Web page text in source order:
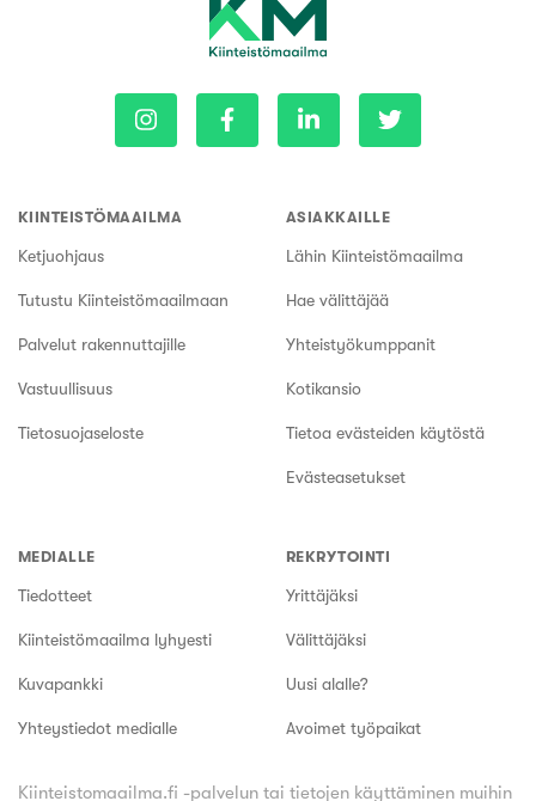
KIINTEISTÖMAAILMA
Ketjuohjaus
Tutustu Kiinteistömaailmaan
Palvelut rakennuttajille
Vastuullisuus
Tietosuojaseloste
ASIAKKAILLE
Lähin Kiinteistömaailma
Hae välittäjää
Yhteistyökumppanit
Kotikansio
Tietoa evästeiden käytöstä
Evästeasetukset
MEDIALLE
Tiedotteet
Kiinteistömaailma lyhyesti
Kuvapankki
Yhteystiedot medialle
REKRYTOINTI
Yrittäjäksi
Välittäjäksi
Uusi alalle?
Avoimet työpaikat
Kiinteistomaailma.fi -palvelun tai tietojen käyttäminen muihin